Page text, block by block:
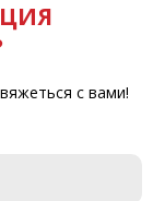
с вами!